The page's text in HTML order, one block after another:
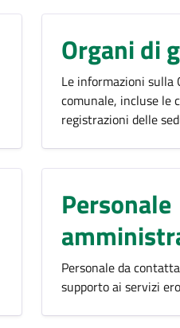
Organi di
Le informazioni sulla
comunale, incluse le
registrazioni delle
Personale
Personale da
supporto ai servizi